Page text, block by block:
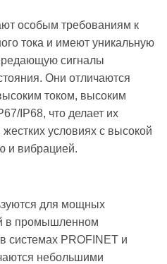
особым требованиям к
тока и имеют уникальную
сигналы
Они отличаются
током, высоким
IP68, что делает их
условиях с высокой
и вибрацией.
для мощных
в промышленном
системах PROFINET и
небольшими